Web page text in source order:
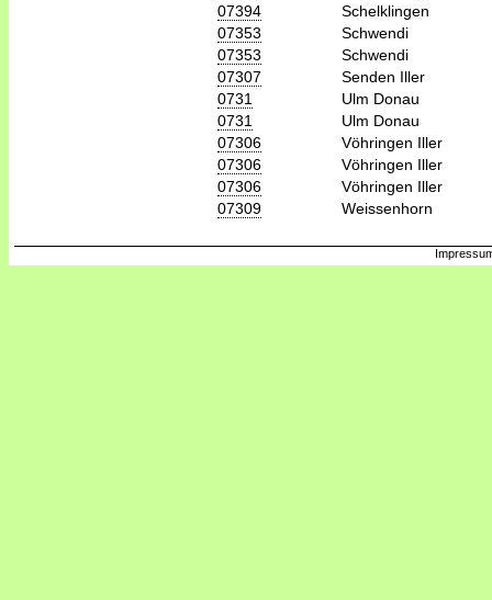
07394
Schelklingen
07353
Schwendi
07353
Schwendi
07307
Senden Iller
0731
Ulm Donau
0731
Ulm Donau
07306
Vöhringen Iller
07306
Vöhringen Iller
07306
Vöhringen Iller
07309
Weissenhorn